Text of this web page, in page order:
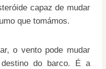
capaz de mudar
que tomámos.
o vento pode mudar
do barco. É a